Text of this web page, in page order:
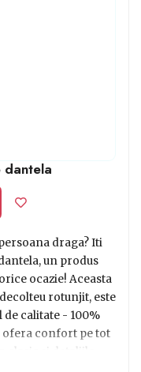
dantela
draga? Iti
un produs
ocazie! Aceasta
rotunjit, este
calitate - 100%
ofera confort pe tot
clasic si detaliile